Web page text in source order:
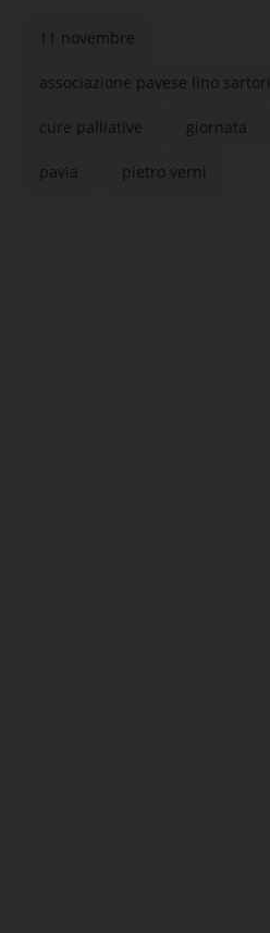
11 novembre
associazione pavese lino sartori
cure palliative giornata
pavia pietro verni